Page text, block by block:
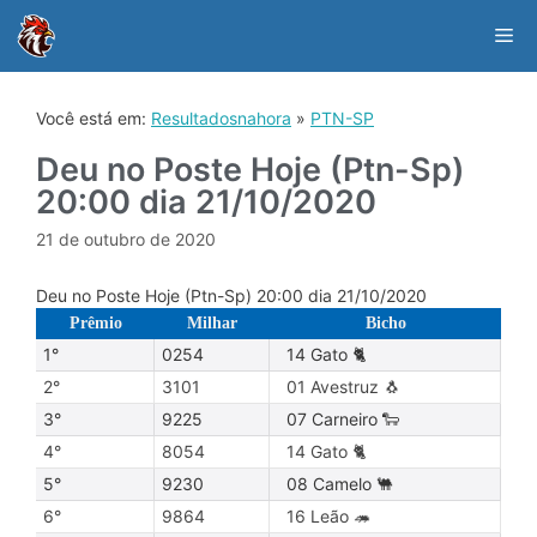
content
Você está em: Resultadosnahora » PTN-SP
Deu no Poste Hoje (Ptn-Sp)
20:00 dia 21/10/2020
21 de outubro de 2020
Deu no Poste Hoje (Ptn-Sp) 20:00 dia 21/10/2020
Prêmio Milhar Bicho
1° 0254
14 Gato 🐈
2°
3101
01 Avestruz 🐧
3°
9225
07 Carneiro 🐑
4°
8054
14 Gato 🐈
5°
9230
08 Camelo 🐫
6°
9864
16 Leão 🦔